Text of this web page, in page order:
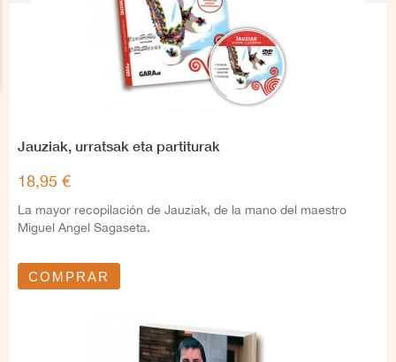
Jauziak, urratsak eta partiturak
18,95 €
La mayor recopilación de Jauziak, de la mano del maestro
Miguel Angel Sagaseta.
COMPRAR